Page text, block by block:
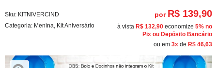
Sku: KITNIVERCIND
Categoria: Menina Kit Aniversário
por R$ 139,90
à vista R$ 132,90 economize 5% no
Pix ou Depósito Bancário
ou em 3x de R$ 46,63